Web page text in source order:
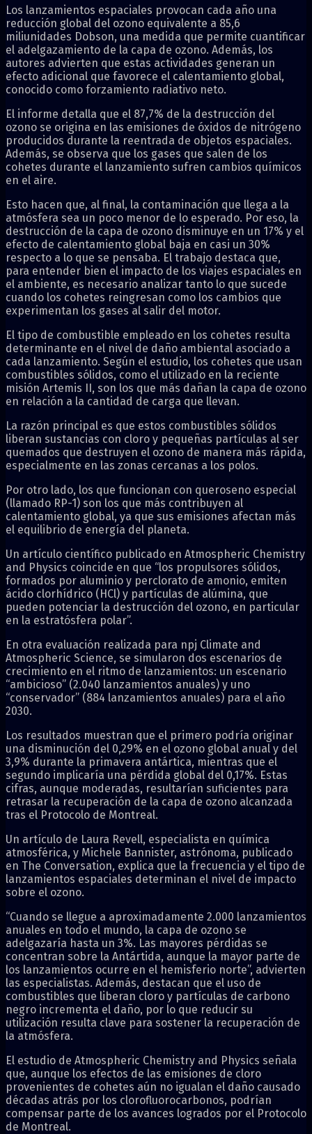
Los lanzamientos espaciales provocan cada año una
reducción global del ozono equivalente a 85,6
miliunidades Dobson, una medida que permite cuantificar
el adelgazamiento de la capa de ozono. Además, los
autores advierten que estas actividades generan un
efecto adicional que favorece el calentamiento global,
conocido como forzamiento radiativo neto.
El informe detalla que el 87,7% de la destrucción del
ozono se origina en las emisiones de óxidos de nitrógeno
producidos durante la reentrada de objetos espaciales.
Además, se observa que los gases que salen de los
cohetes durante el lanzamiento sufren cambios químicos
en el aire.
Esto hacen que, al final, la contaminación que llega a la
atmósfera sea un poco menor de lo esperado. Por eso, la
destrucción de la capa de ozono disminuye en un 17% y el
efecto de calentamiento global baja en casi un 30%
respecto a lo que se pensaba. El trabajo destaca que,
para entender bien el impacto de los viajes espaciales en
el ambiente, es necesario analizar tanto lo que sucede
cuando los cohetes reingresan como los cambios que
experimentan los gases al salir del motor.
El tipo de combustible empleado en los cohetes resulta
determinante en el nivel de daño ambiental asociado a
cada lanzamiento. Según el estudio, los cohetes que usan
combustibles sólidos, como el utilizado en la reciente
misión Artemis II, son los que más dañan la capa de ozono
en relación a la cantidad de carga que llevan.
La razón principal es que estos combustibles sólidos
liberan sustancias con cloro y pequeñas partículas al ser
quemados que destruyen el ozono de manera más rápida,
especialmente en las zonas cercanas a los polos.
Por otro lado, los que funcionan con queroseno especial
(llamado RP-1) son los que más contribuyen al
calentamiento global, ya que sus emisiones afectan más
el equilibrio de energía del planeta.
Un artículo científico publicado en Atmospheric Chemistry
and Physics coincide en que “los propulsores sólidos,
formados por aluminio y perclorato de amonio, emiten
ácido clorhídrico (HCl) y partículas de alúmina, que
pueden potenciar la destrucción del ozono, en particular
en la estratósfera polar”.
En otra evaluación realizada para npj Climate and
Atmospheric Science, se simularon dos escenarios de
crecimiento en el ritmo de lanzamientos: un escenario
“ambicioso” (2.040 lanzamientos anuales) y uno
“conservador” (884 lanzamientos anuales) para el año
2030.
Los resultados muestran que el primero podría originar
una disminución del 0,29% en el ozono global anual y del
3,9% durante la primavera antártica, mientras que el
segundo implicaría una pérdida global del 0,17%. Estas
cifras, aunque moderadas, resultarían suficientes para
retrasar la recuperación de la capa de ozono alcanzada
tras el Protocolo de Montreal.
Un artículo de Laura Revell, especialista en química
atmosférica, y Michele Bannister, astrónoma, publicado
en The Conversation, explica que la frecuencia y el tipo de
lanzamientos espaciales determinan el nivel de impacto
sobre el ozono.
“Cuando se llegue a aproximadamente 2.000 lanzamientos
anuales en todo el mundo, la capa de ozono se
adelgazaría hasta un 3%. Las mayores pérdidas se
concentran sobre la Antártida, aunque la mayor parte de
los lanzamientos ocurre en el hemisferio norte”, advierten
las especialistas. Además, destacan que el uso de
combustibles que liberan cloro y partículas de carbono
negro incrementa el daño, por lo que reducir su
utilización resulta clave para sostener la recuperación de
la atmósfera.
El estudio de Atmospheric Chemistry and Physics señala
que, aunque los efectos de las emisiones de cloro
provenientes de cohetes aún no igualan el daño causado
décadas atrás por los clorofluorocarbonos, podrían
compensar parte de los avances logrados por el Protocolo
de Montreal.